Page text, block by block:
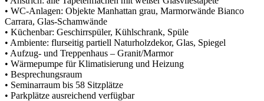
• WC-Anlagen: Objekte Manhattan grau, Marmorwände Bianco
Carrara, Glas-Schamwände
• Küchenbar: Geschirrspüler, Kühlschrank, Spüle
• Ambiente: flurseitig partiell Naturholzdekor, Glas, Spiegel
• Aufzug- und Treppenhaus – Granit/Marmor
• Wärmepumpe für Klimatisierung und Heizung
• Besprechungsraum
• Seminarraum bis 58 Sitzplätze
• Parkplätze ausreichend verfügbar